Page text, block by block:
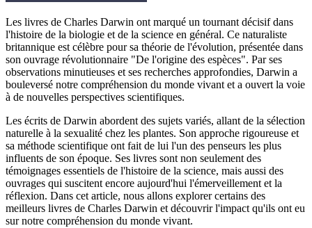
Les livres de Charles Darwin ont marqué un tournant décisif dans
l'histoire de la biologie et de la science en général. Ce naturaliste
britannique est célèbre pour sa théorie de l'évolution, présentée dans
son ouvrage révolutionnaire "De l'origine des espèces". Par ses
observations minutieuses et ses recherches approfondies, Darwin a
bouleversé notre compréhension du monde vivant et a ouvert la voie
à de nouvelles perspectives scientifiques.
Les écrits de Darwin abordent des sujets variés, allant de la sélection
naturelle à la sexualité chez les plantes. Son approche rigoureuse et
sa méthode scientifique ont fait de lui l'un des penseurs les plus
influents de son époque. Ses livres sont non seulement des
témoignages essentiels de l'histoire de la science, mais aussi des
ouvrages qui suscitent encore aujourd'hui l'émerveillement et la
réflexion. Dans cet article, nous allons explorer certains des
meilleurs livres de Charles Darwin et découvrir l'impact qu'ils ont eu
sur notre compréhension du monde vivant.